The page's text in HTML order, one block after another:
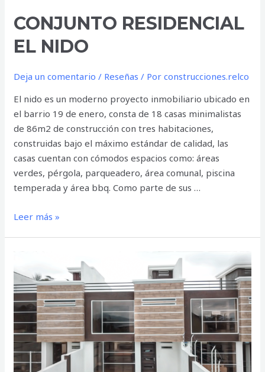
CONJUNTO RESIDENCIAL
EL NIDO
Deja un comentario / Reseñas / Porconstrucciones.relco
El nido es un moderno proyecto inmobiliario ubicado en
el barrio 19 de enero, consta de 18 casas minimalistas
de 86m2 de construcción con tres habitaciones,
construidas bajo el máximo estándar de calidad, las
casas cuentan con cómodos espacios como: áreas
verdes, pérgola, parqueadero, área comunal, piscina
temperada y área bbq. Como parte de sus …
CONJUNTO
RESIDENCIAL
EL
Leer más »
INMOBILIARIO
FERNANDO
PROAÑO